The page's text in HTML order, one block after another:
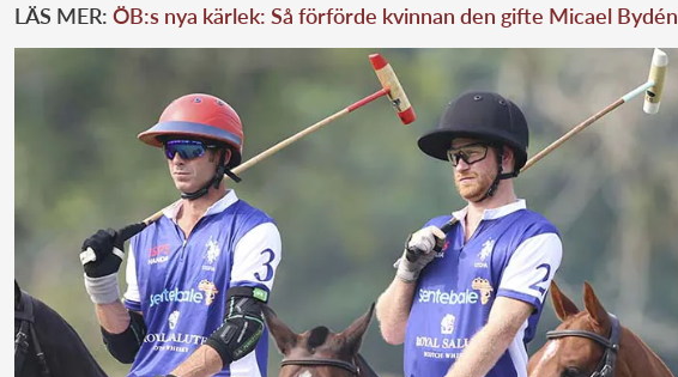
LÄS MER: ÖB:s nya kärlek: Så förförde kvinnan den gifte Micael Bydén